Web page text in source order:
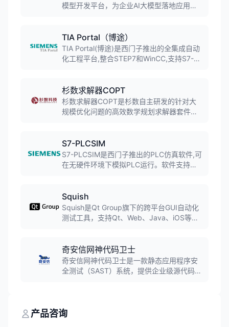
模型开发平台，为企业AI大模型落地应用提
架等全流程工具，已接入DeepSeek等主流
大模型。
TIA Portal（博途）
TIA Portal(博途)是西门子推出的全集成自动
化工程平台,整合STEP7和WinCC,支持S7-
计、驱动调试等功能,是工业自动化工程师的
必备工具。
杉数求解器COPT
杉数求解器COPT是杉数自主研发的针对大
规模优化问题的高效数学规划求解器套件，
问题求解能力的综合性能数学规划求解器，
多项指标达到世界先进水平。
S7-PLCSIM
S7-PLCSIM是西门子推出的PLC仿真软件,可
在无硬件环境下模拟PLC运行。软件支持在
Squish
Squish是Qt Group旗下的跨平台GUI自动化
测试工具，支持Qt、Web、Java、iOS等多
等多种脚本语言，适用于敏捷开发和持续集
成环境。
奇安信网神代码卫士
奇安信网神代码卫士是一款静态应用程序安
全测试（SAST）系统，提供企业级源代码缺
注于软件开发安全的产品线。
产品咨询